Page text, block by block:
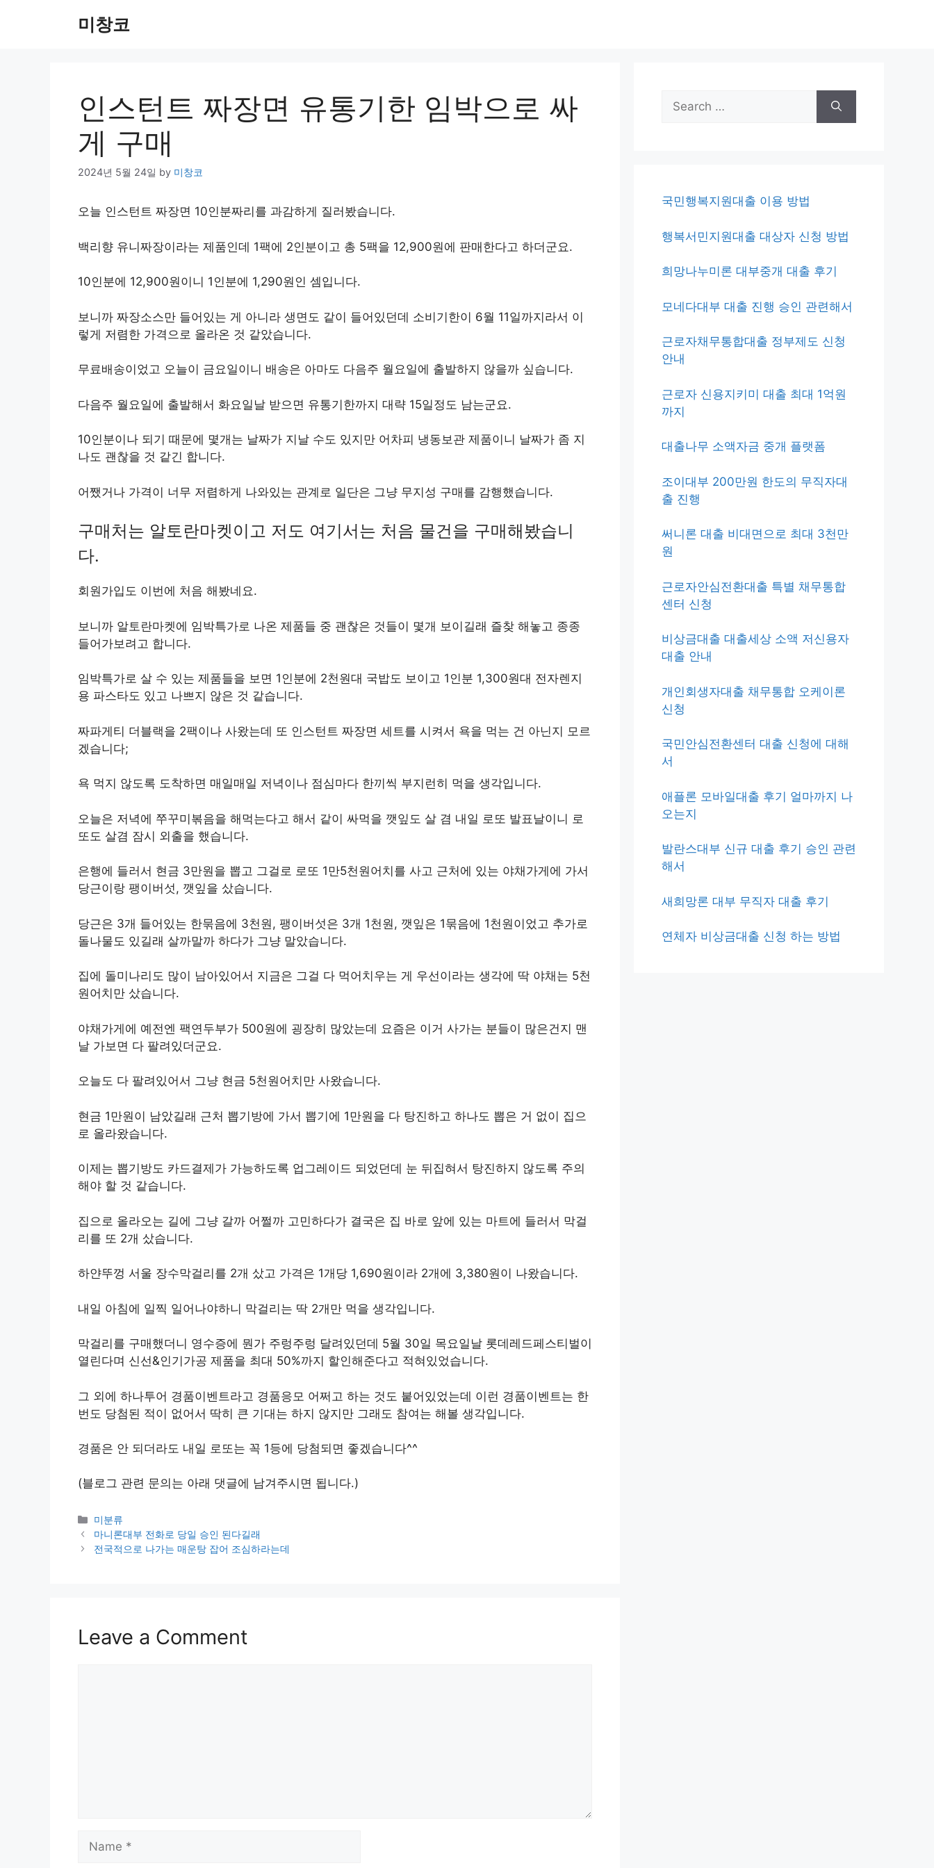
미창코
인스턴트 짜장면 유통기한 임박으로 싸
게 구매
2024년 5월 24일 by 미창코
오늘 인스턴트 짜장면 10인분짜리를 과감하게 질러봤습니다.
백리향 유니짜장이라는 제품인데 1팩에 2인분이고 총 5팩을 12,900원에 판매한다고 하더군요.
10인분에 12,900원이니 1인분에 1,290원인 셈입니다.
보니까 짜장소스만 들어있는 게 아니라 생면도 같이 들어있던데 소비기한이 6월 11일까지라서 이
렇게 저렴한 가격으로 올라온 것 같았습니다.
무료배송이었고 오늘이 금요일이니 배송은 아마도 다음주 월요일에 출발하지 않을까 싶습니다.
다음주 월요일에 출발해서 화요일날 받으면 유통기한까지 대략 15일정도 남는군요.
10인분이나 되기 때문에 몇개는 날짜가 지날 수도 있지만 어차피 냉동보관 제품이니 날짜가 좀 지
나도 괜찮을 것 같긴 합니다.
어쨌거나 가격이 너무 저렴하게 나와있는 관계로 일단은 그냥 무지성 구매를 감행했습니다.
구매처는 알토란마켓이고 저도 여기서는 처음 물건을 구매해봤습니
다.
회원가입도 이번에 처음 해봤네요.
보니까 알토란마켓에 임박특가로 나온 제품들 중 괜찮은 것들이 몇개 보이길래 즐찾 해놓고 종종
들어가보려고 합니다.
임박특가로 살 수 있는 제품들을 보면 1인분에 2천원대 국밥도 보이고 1인분 1,300원대 전자렌지
용 파스타도 있고 나쁘지 않은 것 같습니다.
짜파게티 더블랙을 2팩이나 사왔는데 또 인스턴트 짜장면 세트를 시켜서 욕을 먹는 건 아닌지 모르
겠습니다;
욕 먹지 않도록 도착하면 매일매일 저녁이나 점심마다 한끼씩 부지런히 먹을 생각입니다.
오늘은 저녁에 쭈꾸미볶음을 해먹는다고 해서 같이 싸먹을 깻잎도 살 겸 내일 로또 발표날이니 로
또도 살겸 잠시 외출을 했습니다.
은행에 들러서 현금 3만원을 뽑고 그걸로 로또 1만5천원어치를 사고 근처에 있는 야채가게에 가서
당근이랑 팽이버섯, 깻잎을 샀습니다.
당근은 3개 들어있는 한묶음에 3천원, 팽이버섯은 3개 1천원, 깻잎은 1묶음에 1천원이었고 추가로
돌나물도 있길래 살까말까 하다가 그냥 말았습니다.
집에 돌미나리도 많이 남아있어서 지금은 그걸 다 먹어치우는 게 우선이라는 생각에 딱 야채는 5천
원어치만 샀습니다.
야채가게에 예전엔 팩연두부가 500원에 굉장히 많았는데 요즘은 이거 사가는 분들이 많은건지 맨
날 가보면 다 팔려있더군요.
오늘도 다 팔려있어서 그냥 현금 5천원어치만 사왔습니다.
현금 1만원이 남았길래 근처 뽑기방에 가서 뽑기에 1만원을 다 탕진하고 하나도 뽑은 거 없이 집으
로 올라왔습니다.
이제는 뽑기방도 카드결제가 가능하도록 업그레이드 되었던데 눈 뒤집혀서 탕진하지 않도록 주의
해야 할 것 같습니다.
집으로 올라오는 길에 그냥 갈까 어쩔까 고민하다가 결국은 집 바로 앞에 있는 마트에 들러서 막걸
리를 또 2개 샀습니다.
하얀뚜껑 서울 장수막걸리를 2개 샀고 가격은 1개당 1,690원이라 2개에 3,380원이 나왔습니다.
내일 아침에 일찍 일어나야하니 막걸리는 딱 2개만 먹을 생각입니다.
막걸리를 구매했더니 영수증에 뭔가 주렁주렁 달려있던데 5월 30일 목요일날 롯데레드페스티벌이
열린다며 신선&인기가공 제품을 최대 50%까지 할인해준다고 적혀있었습니다.
그 외에 하나투어 경품이벤트라고 경품응모 어쩌고 하는 것도 붙어있었는데 이런 경품이벤트는 한
번도 당첨된 적이 없어서 딱히 큰 기대는 하지 않지만 그래도 참여는 해볼 생각입니다.
경품은 안 되더라도 내일 로또는 꼭 1등에 당첨되면 좋겠습니다^^
(블로그 관련 문의는 아래 댓글에 남겨주시면 됩니다.)
Categories
미분류
마니론대부 전화로 당일 승인 된다길래
전국적으로 나가는 매운탕 잡어 조심하라는데
Leave a Comment
Name
Search
for:
국민행복지원대출 이용 방법
행복서민지원대출 대상자 신청 방법
희망나누미론 대부중개 대출 후기
모네다대부 대출 진행 승인 관련해서
근로자채무통합대출 정부제도 신청
안내
근로자 신용지키미 대출 최대 1억원
까지
대출나무 소액자금 중개 플랫폼
조이대부 200만원 한도의 무직자대
출 진행
써니론 대출 비대면으로 최대 3천만
원
근로자안심전환대출 특별 채무통합
센터 신청
비상금대출 대출세상 소액 저신용자
대출 안내
개인회생자대출 채무통합 오케이론
신청
국민안심전환센터 대출 신청에 대해
서
애플론 모바일대출 후기 얼마까지 나
오는지
발란스대부 신규 대출 후기 승인 관련
해서
새희망론 대부 무직자 대출 후기
연체자 비상금대출 신청 하는 방법